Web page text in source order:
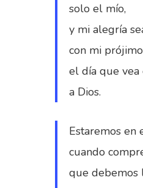
solo el mío,
y mi alegría
con mi
el día que
a Dios.
Estaremos en
cuando
que debemos